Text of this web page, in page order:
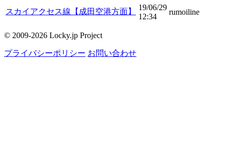
スカイアクセス線【成田空港方面】
19/06/29
12:34
rumoiline
© 2009-2026 Locky.jp Project
プライバシーポリシー お問い合わせ